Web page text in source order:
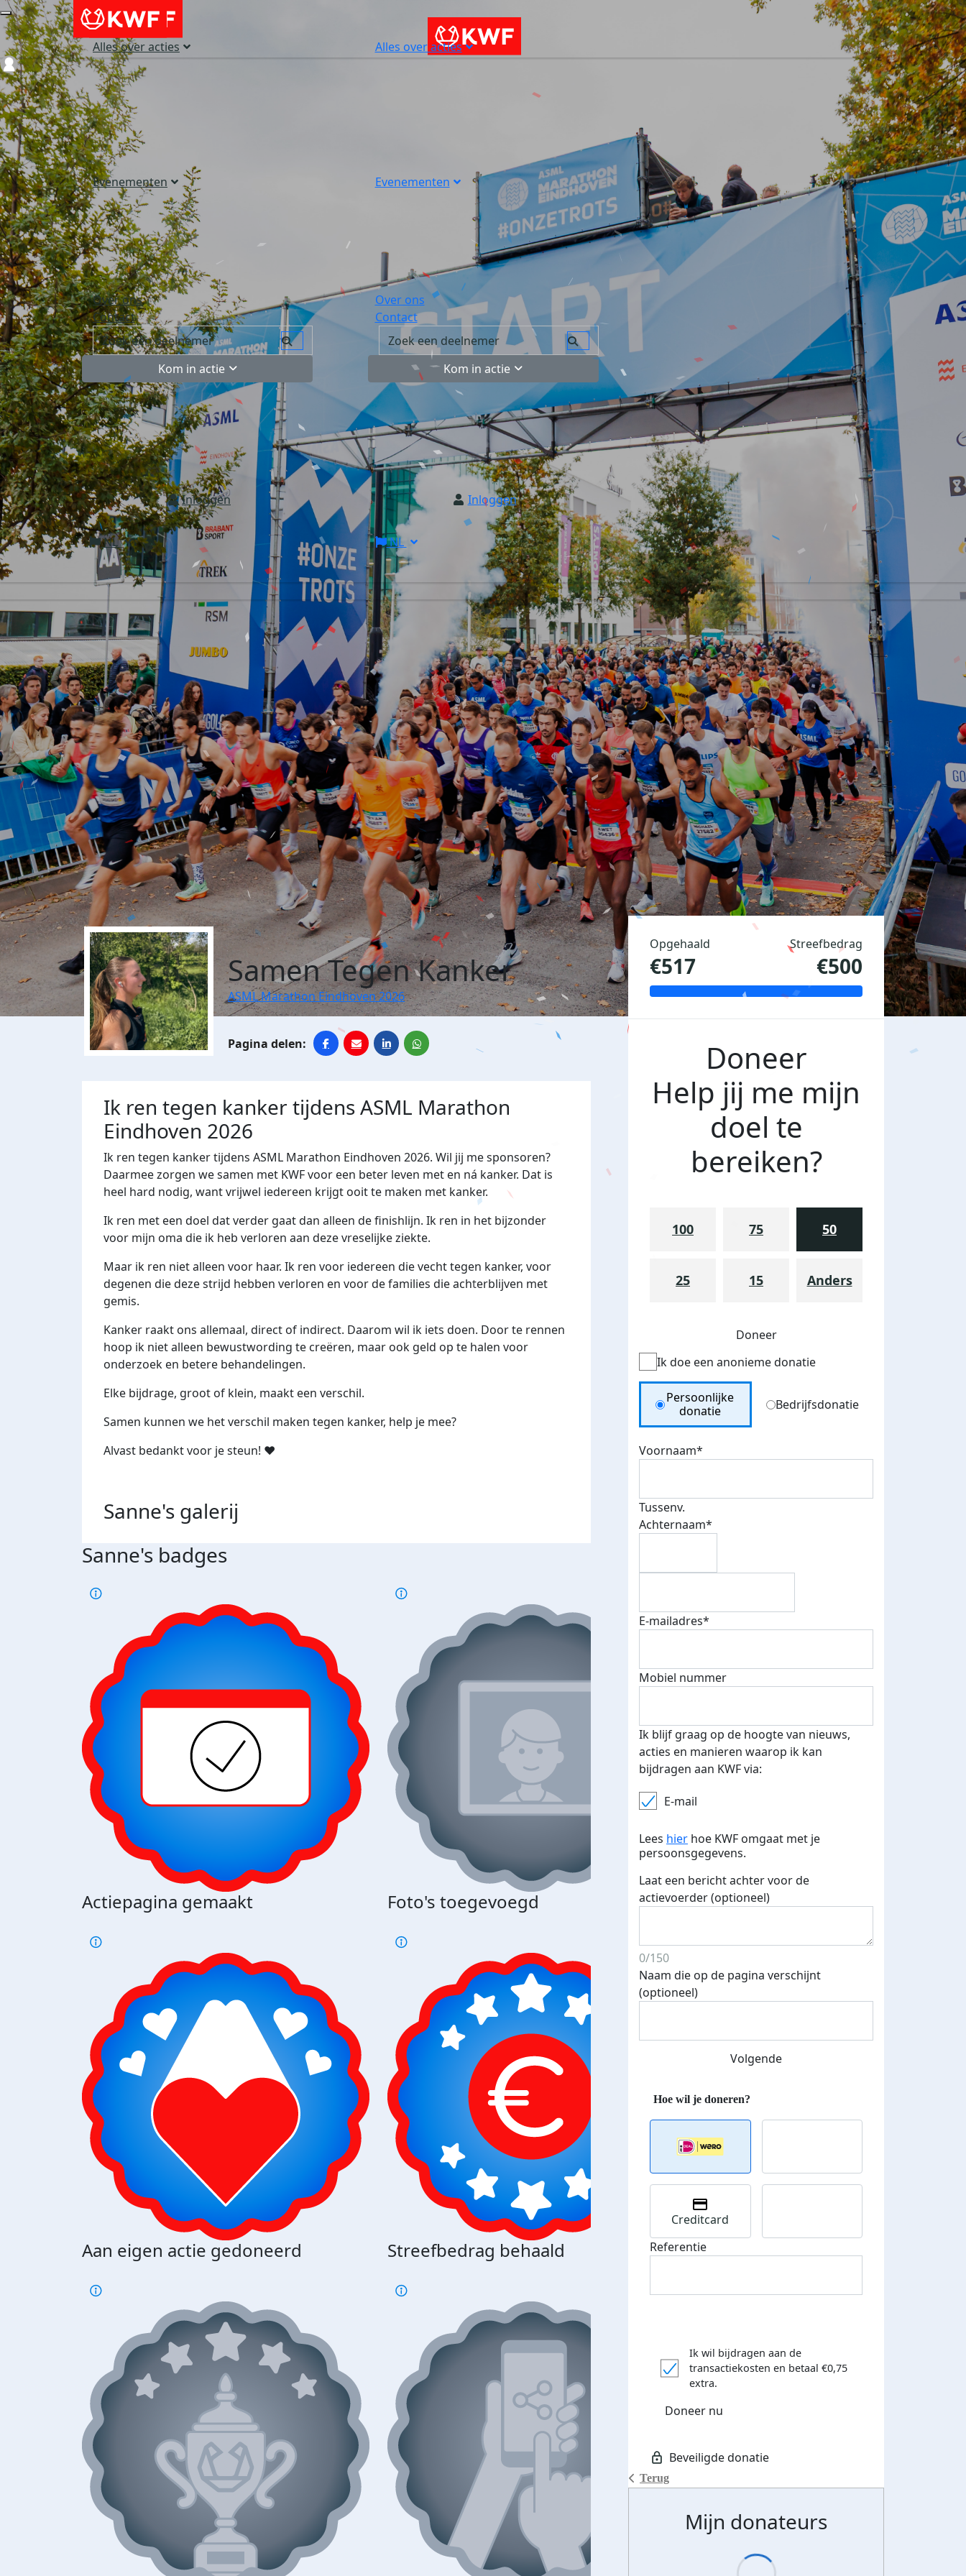
Alles over acties
Evenementen
Over ons
Contact
Kom in actie
Inloggen
NL
Alles over acties
Evenementen
Over ons
Contact
Kom in actie
Inloggen
NL
Login
Samen Tegen Kanker
ASML Marathon Eindhoven 2026
Ik ren tegen kanker tijdens ASML Marathon
Eindhoven 2026
Ik ren tegen kanker tijdens ASML Marathon Eindhoven 2026. Wil jij me sponsoren?
Daarmee zorgen we samen met KWF voor een beter leven met en ná kanker. Dat is
heel hard nodig, want vrijwel iedereen krijgt ooit te maken met kanker.
Ik ren met een doel dat verder gaat dan alleen de finishlijn. Ik ren in het bijzonder
voor mijn oma die ik heb verloren aan deze vreselijke ziekte.
Maar ik ren niet alleen voor haar. Ik ren voor iedereen die vecht tegen kanker, voor
degenen die deze strijd hebben verloren en voor de families die achterblijven met
gemis.
Kanker raakt ons allemaal, direct of indirect. Daarom wil ik iets doen. Door te rennen
hoop ik niet alleen bewustwording te creëren, maar ook geld op te halen voor
onderzoek en betere behandelingen.
Elke bijdrage, groot of klein, maakt een verschil.
Samen kunnen we het verschil maken tegen kanker, help je mee?
Alvast bedanktvoor je steun! ❤️
Sanne's galerij
Sanne's badges
Actiepagina gemaakt Foto's toegevoegd E-mails verstuurd
Aan eigen actie gedoneerd Streefbedrag behaald Streefbedrag verhoogd
Bij 500 euro aan donaties ontvang
je je speciale KWF t-shirt!
Opgehaald
€517
Streefbedrag
€500
Doneer
Help jij me mijn
doel te
bereiken?
100 75 50
25 15 Anders
Doneer
Ik doe een anonieme donatie
Donation Type
Persoonlijke
donatie
Bedrijfsdonatie
Voornaam*
Tussenv.
Achternaam*
E-mailadres*
Mobiel nummer
Ik blijf graag op de hoogte van nieuws,
acties en manieren waarop ik kan
bijdragen aan KWF via:
E-mail
Lees hier hoe KWF omgaat met je
persoonsgegevens.
Laat een bericht achter voor de
actievoerder (optioneel)
0/150
Naam die op de pagina verschijnt
(optioneel)
Volgende
Terug
Creditcard
Referentie
Ik wil bijdragen aan de
transactiekosten en betaal €0,75
extra.
Doneer nu
Mijn donateurs